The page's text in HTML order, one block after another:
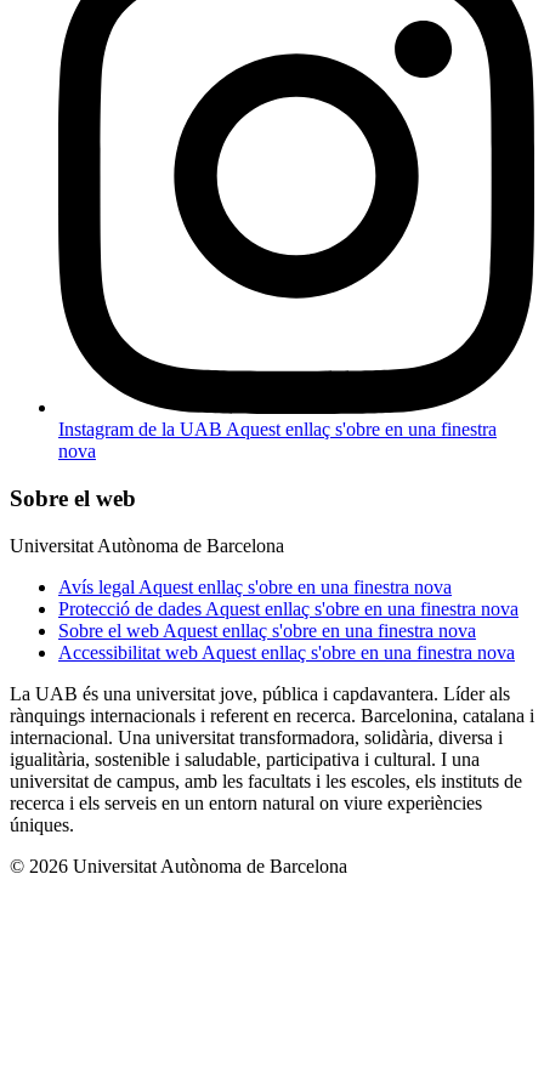
Instagram de la UAB Aquest enllaç s'obre en una finestra
nova
Sobre el web
Universitat Autònoma de Barcelona
Avís legal Aquest enllaç s'obre en una finestra nova
Protecció de dades Aquest enllaç s'obre en una finestra nova
Sobre el web Aquest enllaç s'obre en una finestra nova
Accessibilitat web Aquest enllaç s'obre en una finestra nova
La UAB és una universitat jove, pública i capdavantera. Líder als
rànquings internacionals i referent en recerca. Barcelonina, catalana i
internacional. Una universitat transformadora, solidària, diversa i
igualitària, sostenible i saludable, participativa i cultural. I una
universitat de campus, amb les facultats i les escoles, els instituts de
recerca i els serveis en un entorn natural on viure experiències
úniques.
© 2026 Universitat Autònoma de Barcelona